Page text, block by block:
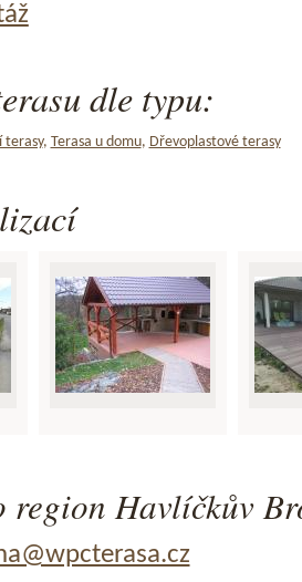
dle typu:
terasy, Terasa u domu, Dřevoplastové terasy
region Havlíčkův